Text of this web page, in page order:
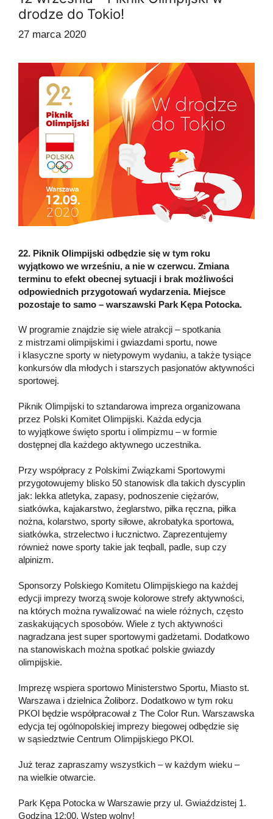
drodze do Tokio!
27 marca 2020
22. Piknik Olimpijski odbędzie się w tym roku
wyjątkowo we wrześniu, a nie w czerwcu. Zmiana
terminu to efekt obecnej sytuacji i brak możliwości
odpowiednich przygotowań wydarzenia. Miejsce
pozostaje to samo – warszawski Park Kępa Potocka.
W programie znajdzie się wiele atrakcji – spotkania
z mistrzami olimpijskimi i gwiazdami sportu, nowe
i klasyczne sporty w nietypowym wydaniu, a także tysiące
konkursów dla młodych i starszych pasjonatów aktywności
sportowej.
Piknik Olimpijski to sztandarowa impreza organizowana
przez Polski Komitet Olimpijski. Każda edycja
to wyjątkowe święto sportu i olimpizmu – w formie
dostępnej dla każdego aktywnego uczestnika.
Przy współpracy z Polskimi Związkami Sportowymi
przygotowujemy blisko 50 stanowisk dla takich dyscyplin
jak: lekka atletyka, zapasy, podnoszenie ciężarów,
siatkówka, kajakarstwo, żeglarstwo, piłka ręczna, piłka
nożna, kolarstwo, sporty siłowe, akrobatyka sportowa,
siatkówka, strzelectwo i łucznictwo. Zaprezentujemy
również nowe sporty takie jak teqball, padle, sup czy
alpinizm.
Sponsorzy Polskiego Komitetu Olimpijskiego na każdej
edycji imprezy tworzą swoje kolorowe strefy aktywności,
na których można rywalizować na wiele różnych, często
zaskakujących sposobów. Wiele z tych aktywności
nagradzana jest super sportowymi gadżetami. Dodatkowo
na stanowiskach można spotkać polskie gwiazdy
olimpijskie.
Imprezę wspiera sportowo Ministerstwo Sportu, Miasto st.
Warszawa i dzielnica Żoliborz. Dodatkowo w tym roku
PKOl będzie współpracował z The Color Run. Warszawska
edycja tej ogólnopolskiej imprezy biegowej odbędzie się
w sąsiedztwie Centrum Olimpijskiego PKOl.
Już teraz zapraszamy wszystkich – w każdym wieku –
na wielkie otwarcie.
Park Kępa Potocka w Warszawie przy ul. Gwiaździstej 1.
Godzina 12:00. Wstęp wolny!